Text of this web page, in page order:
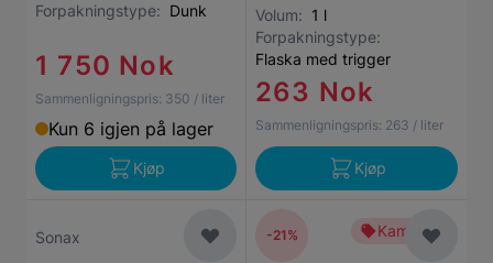
Forpakningstype: Dunk
1 750 Nok
Sammenligningspris: 350 / liter
Kun 6 igjen på lager
Kjøp
Volum: 1 l
Forpakningstype:
Flaska med trigger
263 Nok
Sammenligningspris: 263 / liter
Kjøp
Sonax Kampanje
-21%